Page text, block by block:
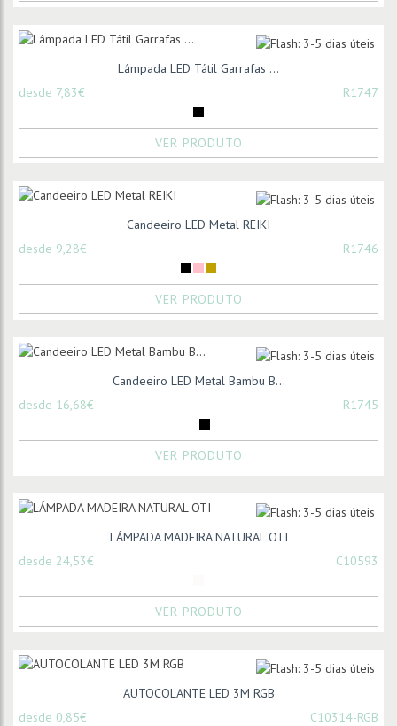
Lâmpada LED Tátil Garrafas ...
desde 7,83€
R1747
VER PRODUTO
Candeeiro LED Metal REIKI
desde 9,28€
R1746
VER PRODUTO
Candeeiro LED Metal Bambu B...
desde 16,68€
R1745
VER PRODUTO
LÁMPADA MADEIRA NATURAL OTI
desde 24,53€
C10593
VER PRODUTO
AUTOCOLANTE LED 3M RGB
desde 0,85€
C10314-RGB